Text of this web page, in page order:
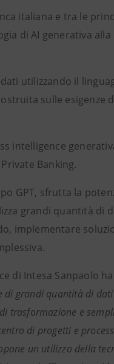
italiana e tra le
di AI generativa
utilizzando il
sulle esigenze
intelligence
Banking.
GPT, sfrutta la
grandi quantità di
implementare
di Intesa Sanpaolo
grandi quantità di
trasformazione e
di progetti e
un utilizzo della